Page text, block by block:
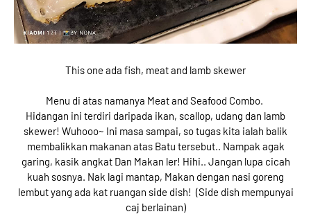
This one ada fish, meat and lamb skewer
Menu di atas namanya Meat and Seafood Combo.
Hidangan ini terdiri daripada ikan, scallop, udang dan lamb
skewer! Wuhooo~ Ini masa sampai, so tugas kita ialah balik
membalikkan makanan atas Batu tersebut.. Nampak agak
garing, kasik angkat Dan Makan ler! Hihi.. Jangan lupa cicah
kuah sosnya. Nak lagi mantap, Makan dengan nasi goreng
lembut yang ada kat ruangan side dish! (Side dish mempunyai
caj berlainan)